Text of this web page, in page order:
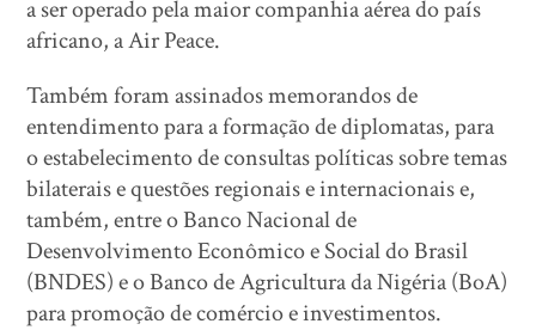
a ser operado pela maior companhia aérea do país
africano, a Air Peace.
Também foram assinados memorandos de
entendimento para a formação de diplomatas, para
o estabelecimento de consultas políticas sobre temas
bilaterais e questões regionais e internacionais e,
também, entre o Banco Nacional de
Desenvolvimento Econômico e Social do Brasil
(BNDES) e o Banco de Agricultura da Nigéria (BoA)
para promoção de comércio e investimentos.